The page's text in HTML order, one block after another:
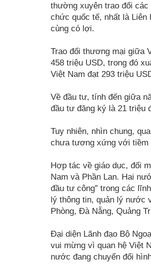
thường xuyên trao đổi các
chức quốc tế, nhất là Liên
cùng có lợi.
Trao đổi thương mại giữa
458 triệu USD, trong đó
Việt Nam đạt 293 triệu
Về đầu tư, tính đến giữa
đầu tư đăng ký là 21 triệu
Tuy nhiên, nhìn chung,
chưa tương xứng với tiềm
Hợp tác về giáo dục, đổi
Nam và Phần Lan. Hai
đầu tư công” trong các
lý thông tin, quản lý nước
Phòng, Đà Nẵng, Quảng
Đại diện Lãnh đạo Bộ
vui mừng vì quan hệ Việt
nước đang chuyển đổi